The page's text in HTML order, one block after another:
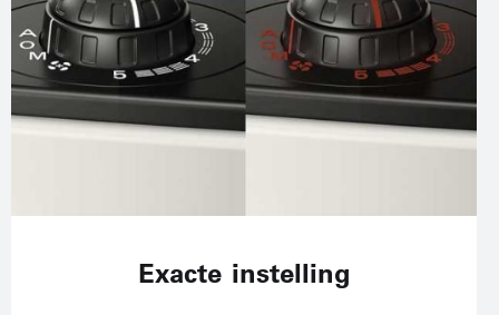
Exacte instelling